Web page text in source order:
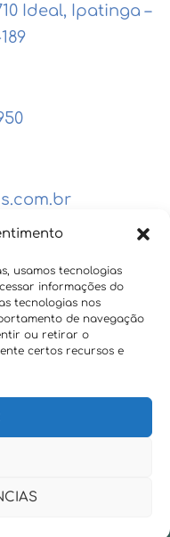
usamos tecnologias
informações do
tecnologias nos
de navegação
ou retirar o
certos recursos e
Ideal, Ipatinga –
0001-33